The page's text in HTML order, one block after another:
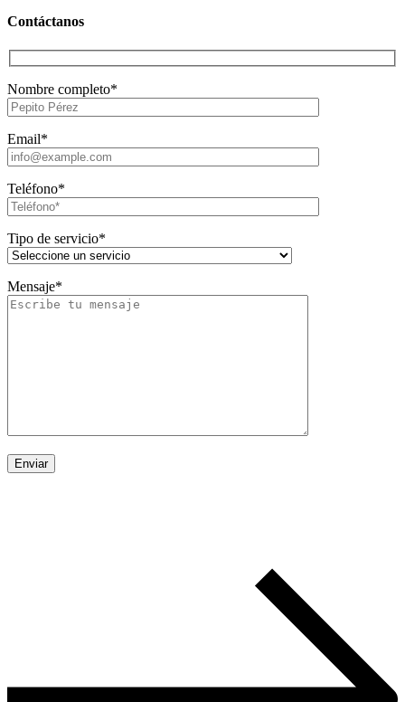
Contáctanos
Nombre completo*
Email*
Teléfono*
Tipo de servicio*
Mensaje*